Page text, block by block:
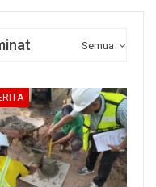
Semua